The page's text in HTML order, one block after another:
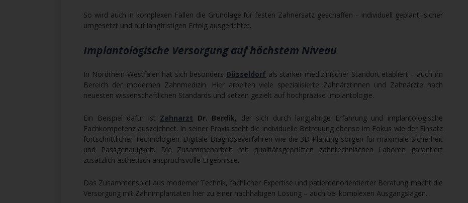
So wird auch in komplexen Fällen die Grundlage für festen Zahnersatz geschaffen – individuell geplant, sicher
umgesetzt und auf langfristigen Erfolg ausgerichtet.
Implantologische Versorgung auf höchstem Niveau
In Nordrhein-Westfalen hat sich besonders Düsseldorf als starker medizinischer Standort etabliert – auch im
Bereich der modernen Zahnmedizin. Hier arbeiten viele spezialisierte Zahnärztinnen und Zahnärzte nach
neuesten wissenschaftlichen Standards und setzen gezielt auf hochpräzise Implantologie.
Ein Beispiel dafür ist Zahnarzt Dr. Berdik, der sich durch langjährige Erfahrung und implantologische
Fachkompetenz auszeichnet. In seiner Praxis steht die individuelle Betreuung ebenso im Fokus wie der Einsatz
fortschrittlicher Technologien. Digitale Diagnoseverfahren wie die 3D-Planung sorgen für maximale Sicherheit
und Passgenauigkeit. Die Zusammenarbeit mit qualitätsgeprüften zahntechnischen Laboren garantiert
zusätzlich ästhetisch anspruchsvolle Ergebnisse.
Das Zusammenspiel aus moderner Technik, fachlicher Expertise und patientenorientierter Beratung macht die
Versorgung mit Zahnimplantaten hier zu einer nachhaltigen Lösung – auch bei komplexen Ausgangslagen.